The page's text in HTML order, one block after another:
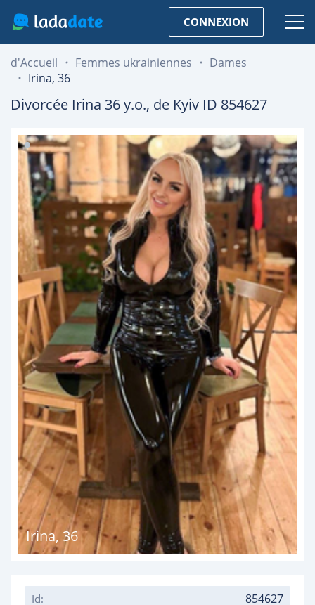
CONNEXION
d'Accueil Femmes ukrainiennes
Dames
Irina, 36
Divorcée Irina 36y.o., de Kyiv ID 854627
Irina, 36
Id: 854627